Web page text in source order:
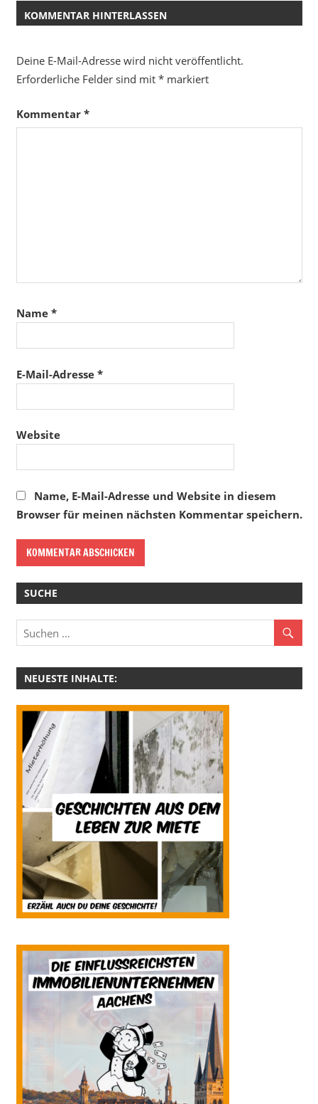
KOMMENTAR HINTERLASSEN
Deine E-Mail-Adresse wird nicht veröffentlicht.
Erforderliche Felder sind mit *markiert
Kommentar *
Name *
E-Mail-Adresse *
Website
Name, E-Mail-Adresse und Website in diesem
Browser für meinen nächsten Kommentar speichern.
SUCHE
NEUESTE INHALTE: